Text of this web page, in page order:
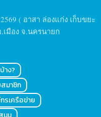
( อาสา ล่องแก่ง เก็บขยะ
มือง จ.นครนายก
าง?
มาชิก
รเครือข่าย